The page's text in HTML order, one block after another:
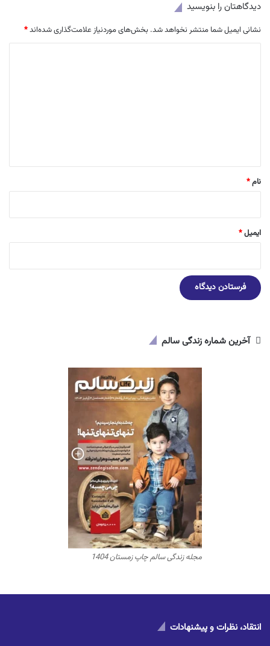
دیدگاهتان را بنویسید
نشانی ایمیل شما منتشر نخواهد شد. بخش‌های موردنیاز علامت‌گذاری شده‌اند*
نام*
ایمیل*
آخرین شماره زندگی سالم
مجله زندگی سالم چاپ زمستان 1404
انتقاد، نظرات و پیشنهادات